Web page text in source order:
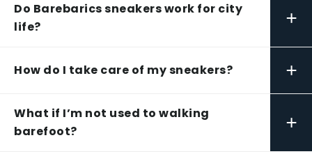
Do Barebarics sneakers work for city
life?
+
How do I take care of my sneakers? +
What if I’m not used to walking
barefoot?
+